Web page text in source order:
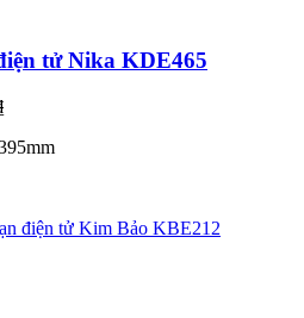
tử Nika KDE465